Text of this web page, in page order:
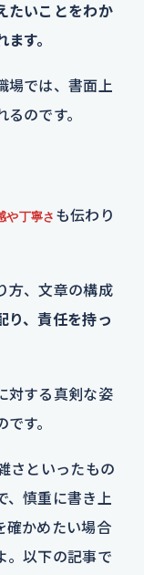
たいことをわか
す。
場では、書面上
のです。
や丁寧さ も伝わり
方、文章の構成
り、責任を持っ
対する真剣な姿
す。
さといったもの
、慎重に書き上
確かめたい場合
。以下の記事で